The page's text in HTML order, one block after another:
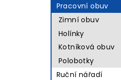
Ruční nářadí
Pracovní obuv
Zimní obuv
Holínky
Kotníková obuv
Polobotky